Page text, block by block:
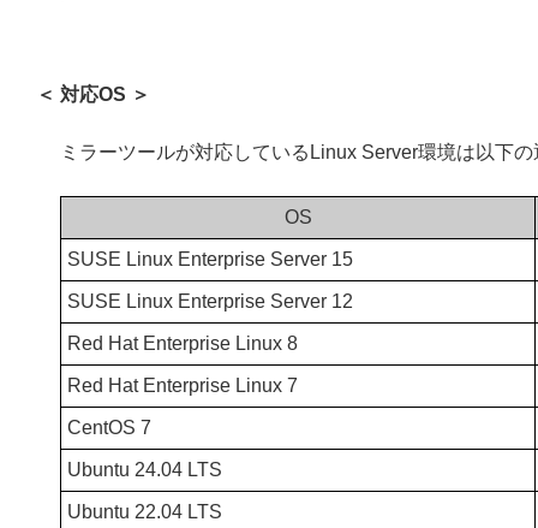
＜ 対応OS ＞
ミラーツールが対応しているLinux Server環境は以下
OS
SUSE Linux Enterprise Server 15
SUSE Linux Enterprise Server 12
Red Hat Enterprise Linux 8
Red Hat Enterprise Linux 7
CentOS 7
Ubuntu 24.04 LTS
Ubuntu 22.04 LTS